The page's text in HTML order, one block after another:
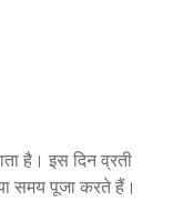
है। इस दिन व्रती
समय पूजा करते हैं।